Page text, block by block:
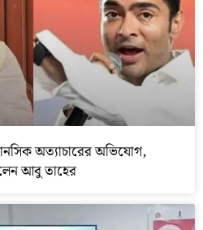
অত্যাচারের অভিযোগ,
আবু তাহের